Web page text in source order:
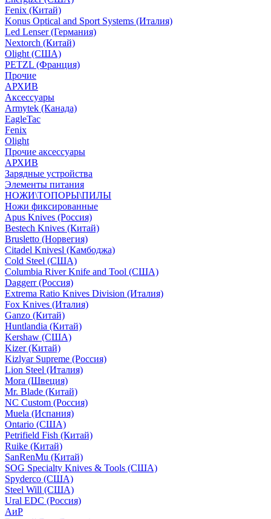
Fenix (Китай)
Konus Optical and Sport Systems (Италия)
Led Lenser (Германия)
Nextorch (Китай)
Olight (США)
PETZL (Франция)
Прочие
АРХИВ
Аксессуары
Armytek (Канада)
EagleTac
Fenix
Olight
Прочие аксессуары
АРХИВ
Зарядные устройства
Элементы питания
НОЖИ\ТОПОРЫ\ПИЛЫ
Ножи фиксированные
Apus Knives (Россия)
Bestech Knives (Китай)
Brusletto (Норвегия)
Citadel Knivesl (Камбоджа)
Cold Steel (США)
Columbia River Knife and Tool (США)
Daggerr (Россия)
Extrema Ratio Knives Division (Италия)
Fox Knives (Италия)
Ganzo (Китай)
Huntlandia (Китай)
Kershaw (США)
Kizer (Китай)
Kizlyar Supreme (Россия)
Lion Steel (Италия)
Mora (Швеция)
Mr. Blade (Китай)
NC Custom (Россия)
Muela (Испания)
Ontario (США)
Petrifield Fish (Китай)
Ruike (Китай)
SanRenMu (Китай)
SOG Specialty Knives & Tools (США)
Spyderco (США)
Steel Will (США)
Ural EDC (Россия)
АиР